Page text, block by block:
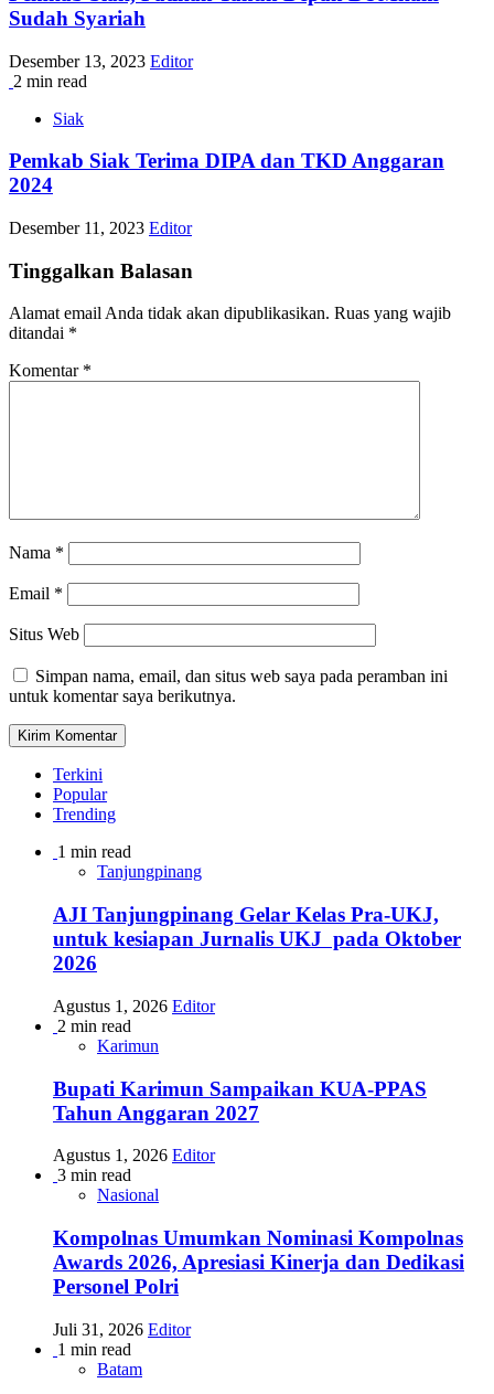
Sudah Syariah
Desember 13, 2023 Editor
2 min read
Siak
Pemkab Siak Terima DIPA dan TKD Anggaran
2024
Desember 11, 2023 Editor
Tinggalkan Balasan
Alamat email Anda tidak akan dipublikasikan. Ruas yang wajib
ditandai *
Komentar *
Nama *
Email *
Situs Web
Simpan nama, email, dan situs web saya pada peramban ini
untuk komentar saya berikutnya.
Terkini
Popular
Trending
1 min read
Tanjungpinang
AJI Tanjungpinang Gelar Kelas Pra-UKJ,
untuk kesiapan Jurnalis UKJ pada Oktober
2026
Agustus 1, 2026 Editor
2 min read
Karimun
Bupati Karimun Sampaikan KUA-PPAS
Tahun Anggaran 2027
Agustus 1, 2026 Editor
3 min read
Nasional
Kompolnas Umumkan Nominasi Kompolnas
Awards 2026, Apresiasi Kinerja dan Dedikasi
Personel Polri
Juli 31, 2026 Editor
1 min read
Batam